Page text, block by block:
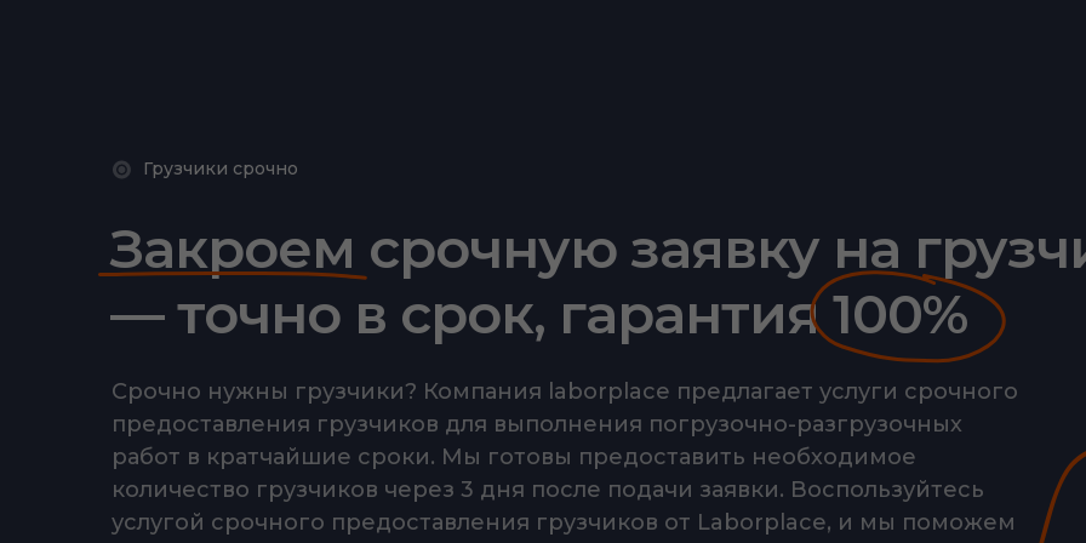
Закроем срочную заявку на
— точно в срок, гарантия 100%
Срочно нужны грузчики? Компания laborplace предлагает услуги срочного
предоставления грузчиков для выполнения погрузочно-разгрузочных
работ в кратчайшие сроки. Мы готовы предоставить необходимое
количество грузчиков через 3 дня после подачи заявки. Воспользуйтесь
услугой срочного предоставления грузчиков от Laborplace, и мы поможем
Грузчики срочно